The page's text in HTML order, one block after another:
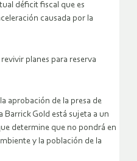
déficit fiscal que es
causada por la
planes para reserva
aprobación de la presa de
Barrick Gold está sujeta a un
determine que no pondrá en
y la población de la